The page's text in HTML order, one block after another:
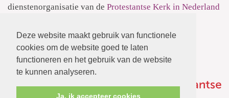
Deze website maakt gebruik van functionele
cookies om de website goed te laten
functioneren en het gebruik van de website
te kunnen analyseren.
Ja, ik accepteer cookies
dienstenorganisatie van de Protestantse Kerk in Nederland
Informatie over dePrivacyverklaring